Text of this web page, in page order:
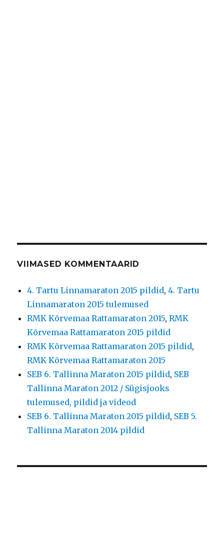
VIIMASED KOMMENTAARID
4. Tartu Linnamaraton 2015 pildid,4. Tartu
Linnamaraton 2015 tulemused
RMK Kõrvemaa Rattamaraton 2015,RMK
Kõrvemaa Rattamaraton 2015 pildid
RMK Kõrvemaa Rattamaraton 2015 pildid,
RMK Kõrvemaa Rattamaraton 2015
SEB 6. Tallinna Maraton 2015 pildid, SEB
Tallinna Maraton 2012 / Sügisjooks
tulemused, pildid ja videod
SEB 6. Tallinna Maraton 2015 pildid, SEB 5.
Tallinna Maraton 2014 pildid